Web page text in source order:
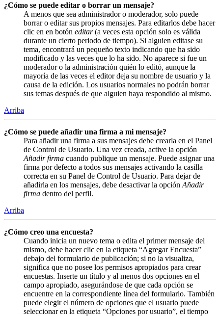
¿Cómo se puede editar o borrar un mensaje?
A menos que sea administrador o moderador, solo puede
borrar o editar sus propios mensajes. Para editarlos debe hacer
clic en en botón editar(a veces esta opción solo es válida
durante un cierto periodo de tiempo). Si alguien editase su
tema, encontrará un pequeño texto indicando que ha sido
modificado y las veces que lo ha sido. No aparece si fue un
moderador o la administración quién lo editó, aunque la
mayoría de las veces el editor deja su nombre de usuario y la
causa de la edición. Los usuarios normales no podrán borrar
sus temas después de que alguien haya respondido al mismo.
Arriba
¿Cómo se puede añadir una firma a mi mensaje?
Para añadir una firma a sus mensajes debe crearla en el Panel
de Control de Usuario. Una vez creada, active la opción
Añadir firma cuando publique un mensaje. Puede asignar una
firma por defecto a todos sus mensajes activando la casilla
correcta en su Panel de Control de Usuario. Para dejar de
añadirla en los mensajes, debe desactivar la opción Añadir
firma dentro del perfil.
Arriba
¿Cómo creo una encuesta?
Cuando inicia un nuevo tema o edita el primer mensaje del
mismo, debe hacer clic en la etiqueta “Agregar Encuesta”
debajo del formulario de publicación; si no la visualiza,
significa que no posee los permisos apropiados para crear
encuestas. Inserte un título y al menos dos opciones en el
campo apropiado, asegurándose de que cada opción se
encuentre en la correspondiente línea del formulario. También
puede elegir el número de opciones que el usuario puede
seleccionar en la etiqueta “Opciones por usuario”, el tiempo